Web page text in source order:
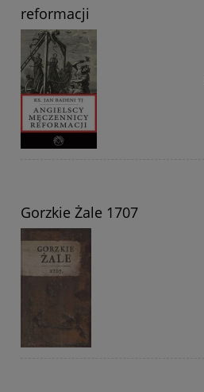
reformacji
Gorzkie Żale 1707